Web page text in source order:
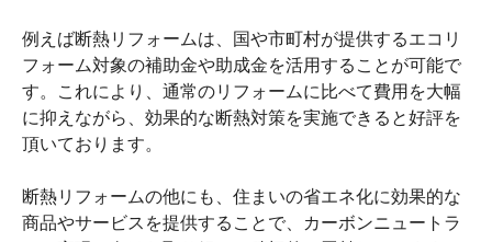
例えば断熱リフォームは、国や市町村が提供するエコリ
フォーム対象の補助金や助成金を活用することが可能で
す。これにより、通常のリフォームに比べて費用を大幅
に抑えながら、効果的な断熱対策を実施できると好評を
頂いております。
断熱リフォームの他にも、住まいの省エネ化に効果的な
商品やサービスを提供することで、カーボンニュートラ